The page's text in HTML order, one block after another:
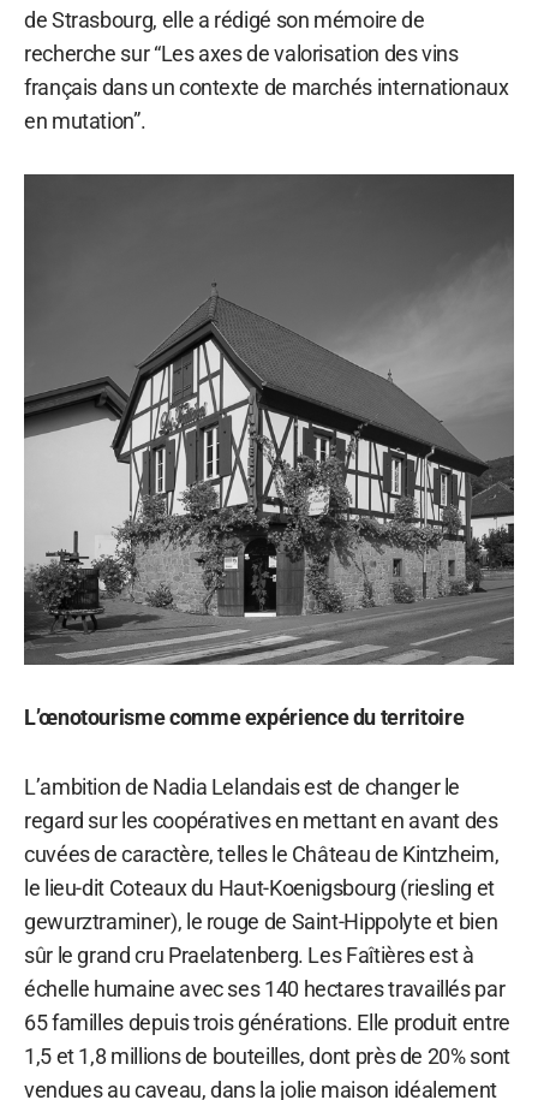
de Strasbourg, elle a rédigé son mémoire de
recherche sur “Les axes de valorisation des vins
français dans un contexte de marchés internationaux
en mutation”.
L’œnotourisme comme expérience du territoire
L’ambition de Nadia Lelandais est de changer le
regard sur les coopératives en mettant en avant des
cuvées de caractère, telles le Château de Kintzheim,
le lieu-dit Coteaux du Haut-Koenigsbourg (riesling et
gewurztraminer), le rouge de Saint-Hippolyte et bien
sûr le grand cru Praelatenberg. Les Faîtières est à
échelle humaine avec ses 140 hectares travaillés par
65 familles depuis trois générations. Elle produit entre
1,5 et 1,8 millions de bouteilles, dont près de 20% sont
vendues au caveau, dans la jolie maison idéalement